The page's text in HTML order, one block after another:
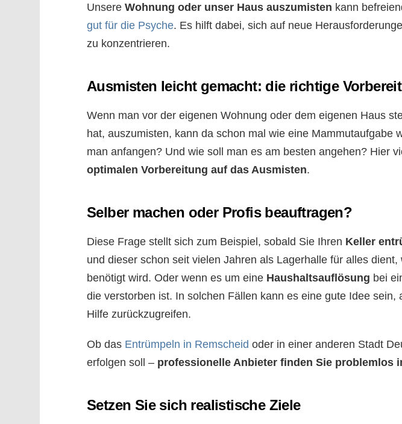
Unsere Wohnung oder unser Haus auszumisten kann
gut für die Psyche. Es hilft dabei, sich auf neue
zu konzentrieren.
Ausmisten leicht gemacht: die richtige
Wenn man vor der eigenen Wohnung oder dem eigenen Haus
hat, auszumisten, kann da schon mal wie eine Mammutaufgabe
man anfangen? Und wie soll man es am besten angehen? Hier
optimalen Vorbereitung auf das Ausmisten.
Selber machen oder Profis beauftragen?
Diese Frage stellt sich zum Beispiel, sobald Sie Ihren Keller
und dieser schon seit vielen Jahren als Lagerhalle für alles dient,
benötigt wird. Oder wenn es um eine Haushaltsauflösung bei
die verstorben ist. In solchen Fällen kann es eine gute Idee sein,
Hilfe zurückzugreifen.
Ob das Entrümpeln in Remscheid oder in einer anderen Stadt
erfolgen soll – professionelle Anbieter finden Sie problemlos
Setzen Sie sich realistische Ziele